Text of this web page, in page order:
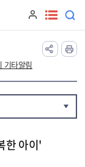
기타알림
한 아이'